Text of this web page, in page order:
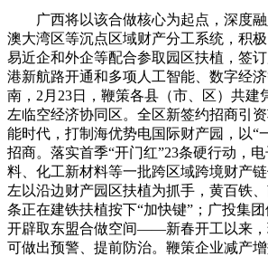
广西将以该合做核心为起点，深度融
澳大湾区等沉点区域财产分工系统，积
易近企和外企等配合参取园区扶植，签
港新航路开通和多项人工智能、数字经
南，2月23日，鞭策各县（市、区）共建
左临空经济协同区。全区新签约招商引
能时代，打制海优势电国际财产园，以“
招商。落实首季“开门红”23条硬行动，
料、化工新材料等一批跨区域跨境财产
左以沿边财产园区扶植为抓手，黄百铁
条正在建铁扶植按下“加快键”；广投集团
开辟取东盟合做空间——新春开工以来
可做出预警、提前防治。鞭策企业减产